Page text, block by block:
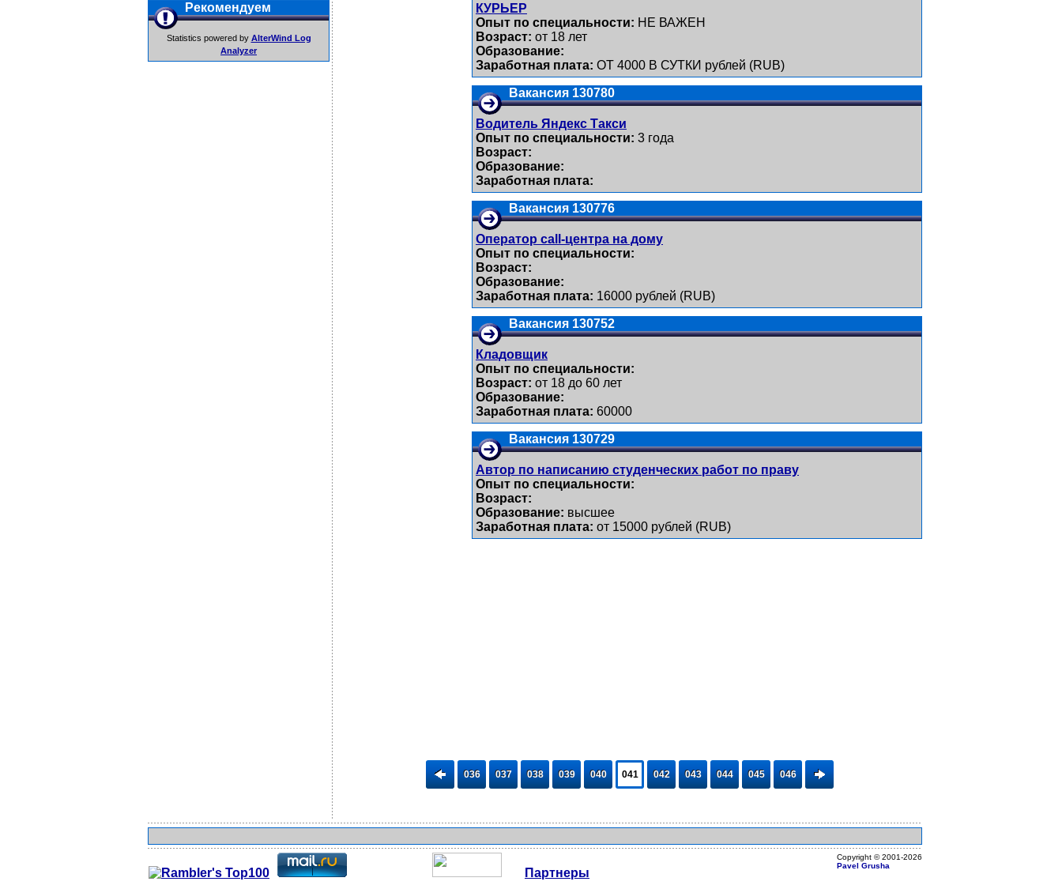
Рекомендуем
Statistics powered by AlterWind Log
Analyzer
КУРЬЕР
Опыт по специальности: НЕ ВАЖЕН
Возраст: от 18 лет
Образование:
Заработная плата: ОТ 4000 В СУТКИ рублей (RUB)
Вакансия 130780
Водитель Яндекс Такси
Опыт по специальности: 3 года
Возраст:
Образование:
Заработная плата:
Вакансия 130776
Оператор call-центра на дому
Опыт по специальности:
Возраст:
Образование:
Заработная плата: 16000 рублей (RUB)
Вакансия 130752
Кладовщик
Опыт по специальности:
Возраст: от 18 до 60 лет
Образование:
Заработная плата: 60000
Вакансия 130729
Автор по написанию студенческих работ по праву
Опыт по специальности:
Возраст:
Образование: высшее
Заработная плата: от 15000 рублей (RUB)
036 037 038 039 040 041 042 043 044 045 046
Партнеры
Copyright ©2001-2026
Pavel Grusha